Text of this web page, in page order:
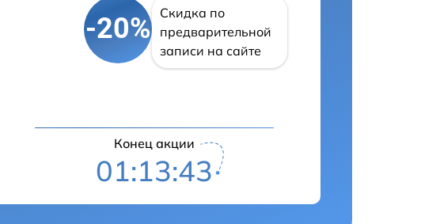
-20%
Скидка по
предварительной
записи на сайте
Конец акции
01:13:41